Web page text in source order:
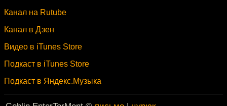
Канал на Rutube
Канал в Дзен
Видео в iTunes Store
Подкаст в iTunes Store
Подкаст в Яндекс.Музыка